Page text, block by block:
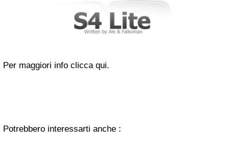
Per maggiori info clicca qui.
Potrebbero interessarti anche :